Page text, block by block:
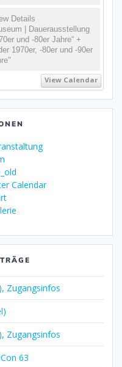
Details
| Dauerausstellung
und -80er Jahre“ +
1970er, -80er und -90er
View Calendar
Calendar
Zugangsinfos
Zugangsinfos
63